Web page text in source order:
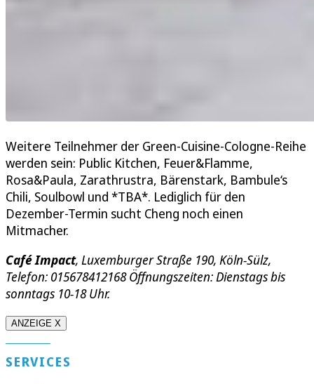
Weitere Teilnehmer der Green-Cuisine-Cologne-Reihe
werden sein: Public Kitchen, Feuer&Flamme,
Rosa&Paula, Zarathrustra, Bärenstark, Bambule‘s
Chili, Soulbowl und *TBA*. Lediglich für den
Dezember-Termin sucht Cheng noch einen
Mitmacher.
Café Impact, Luxemburger Straße 190, Köln-Sülz,
Telefon: 015678412168 Öffnungszeiten: Dienstags bis
sonntags 10-18 Uhr.
ANZEIGE X
SERVICES